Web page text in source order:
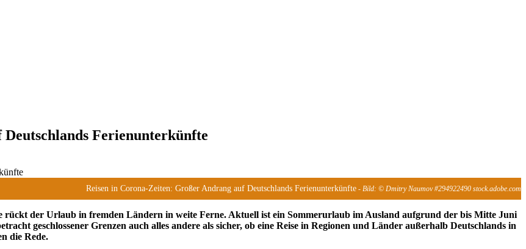
Ferienunterkünfte
Reisen in Corona-Zeiten: Großer Andrang auf Deutschlands Ferienunterkünfte - Bild: © Dmitry Naumov #294922490 stock.adobe.com
der Urlaub in fremden Ländern in weite Ferne. Aktuell ist ein Sommerurlaub im Ausland aufgrund der bis Mitte Juni
geschlossener Grenzen auch alles andere als sicher, ob eine Reise in Regionen und Länder außerhalb Deutschlands in
die Rede.